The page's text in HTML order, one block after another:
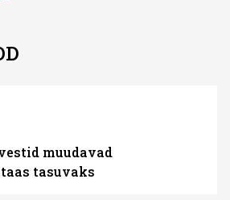
muudavad
tasuvaks